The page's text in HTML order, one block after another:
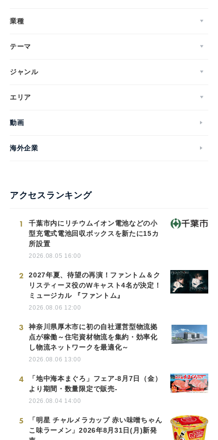
業種
テーマ
ジャンル
エリア
動画
海外企業
アクセスランキング
1
千葉市内にリチウムイオン電池などの小
型充電式電池回収ボックスを新たに15カ
所設置
2026.08.05 16:00
2
2027年夏、待望の再演！ファントム＆ク
リスティーヌ役のWキャスト4名が決定！
ミュージカル 『ファントム』
2026.08.06 12:00
3
神奈川県厚木市に初の自社運営型物流拠
点が稼働～住宅資材物流を集約・効率化
し物流ネットワークを最適化～
2026.08.06 13:00
4
「地中海本まぐろ」フェア-8月7日（金）
より期間・数量限定で販売-
2026.08.04 14:00
5
「明星 チャルメラカップ 赤い味噌ちゃん
こ味ラーメン」2026年8月31日(月)新発